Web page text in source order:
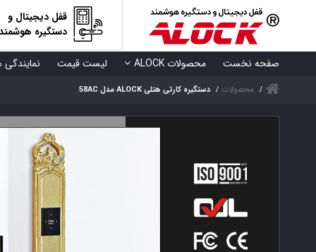
قفل دیجیتال و
دستگیره
صفحه نخست محصولات ALOCK لیست قیمت نمایندگی
محصولات دستگیره کارتی هتلی ALOCK مدل 58AC